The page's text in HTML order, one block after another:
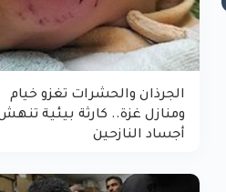
الجرذان والحشرات تغزو خيام
ومنازل غزة.. كارثة بيئية
أجساد النازحين